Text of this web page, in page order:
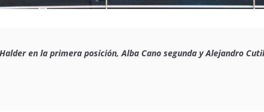
en la primera posición, Alba Cano segunda y Alejandro